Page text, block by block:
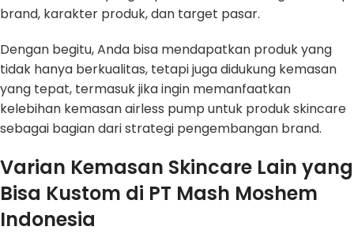
brand, karakter produk, dan target pasar.
Dengan begitu, Anda bisa mendapatkan produk yang
tidak hanya berkualitas, tetapi juga didukung kemasan
yang tepat, termasuk jika ingin memanfaatkan
kelebihan kemasan airless pump untuk produk skincare
sebagai bagian dari strategi pengembangan brand.
Varian Kemasan Skincare Lain yang
Bisa Kustom di PT Mash Moshem
Indonesia